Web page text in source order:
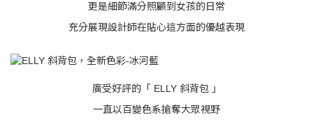
更是細節滿分照顧到女孩的日常
充分展現設計師在貼心這方面的優越表現
廣受好評的「 ELLY 斜背包 」
一直以百變色系搶奪大眾視野